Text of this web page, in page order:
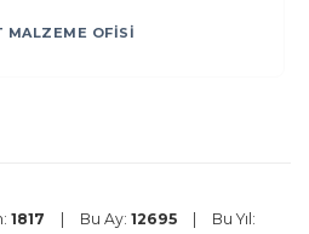
MALZEME OFİSİ
1817 Bu Ay: 12695
Bu Yıl: